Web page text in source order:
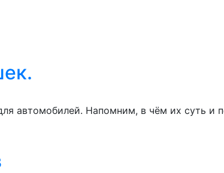
автомобилей. Напомним, в чём их суть и